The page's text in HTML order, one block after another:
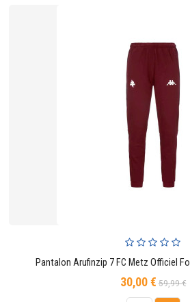
Pantalon Arufinzip 7 FC Metz Officiel
30,00 €Prix
de
59,99 €